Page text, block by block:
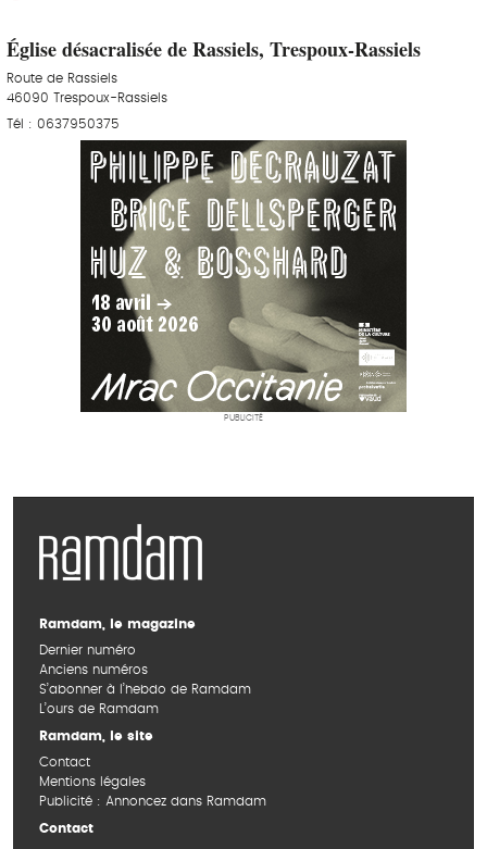
Église désacralisée de Rassiels, Trespoux-Rassiels
Route de Rassiels
46090 Trespoux-Rassiels
Tél : 0637950375
PUBLICITÉ
Ramdam, le magazine
Dernier numéro
Anciens numéros
S’abonner à l’hebdo de Ramdam
L’ours de Ramdam
Ramdam, le site
Contact
Mentions légales
Publicité : Annoncez dans Ramdam
Contact